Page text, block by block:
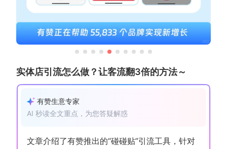
智库
产品更新动态 帮助中心
新零售资讯
实体店引流怎么做？让客流翻3倍的方法～
有赞生意专家
AI 秒读全文重点，为您答疑解惑
文章介绍了有赞推出的“碰碰贴”引流工具，针对